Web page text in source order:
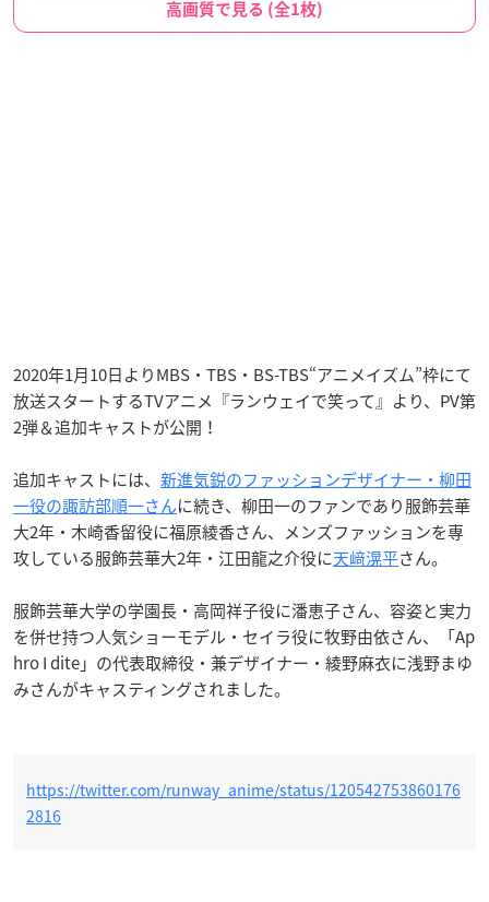
高画質で見る (全1枚)
2020年1月10日よりMBS・TBS・BS-TBS“アニメイズム”枠にて
放送スタートするTVアニメ『ランウェイで笑って』より、PV第
2弾＆追加キャストが公開！
追加キャストには、 新進気鋭のファッションデザイナー・柳田
一役の諏訪部順一さんに続き、柳田一のファンであり服飾芸華
大2年・木崎香留役に福原綾香さん、メンズファッションを専
攻している服飾芸華大2年・江田龍之介役に天﨑滉平さん。
服飾芸華大学の学園長・高岡祥子役に潘恵子さん、容姿と実力
を併せ持つ人気ショーモデル・セイラ役に牧野由依さん、「Ap
hro I dite」の代表取締役・兼デザイナー・綾野麻衣に浅野まゆ
みさんがキャスティングされました。
https://twitter.com/runway_anime/status/120542753860176
2816